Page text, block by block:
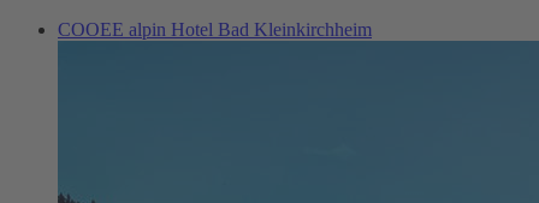
COOEE alpin Hotel Bad Kleinkirchheim